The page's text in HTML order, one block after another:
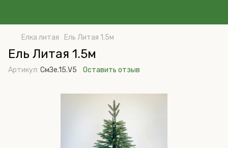
Елка литая Ель Литая 1.5м
Ель Литая 1.5м
Артикул: СмЗе.15.V5 Оставить отзыв